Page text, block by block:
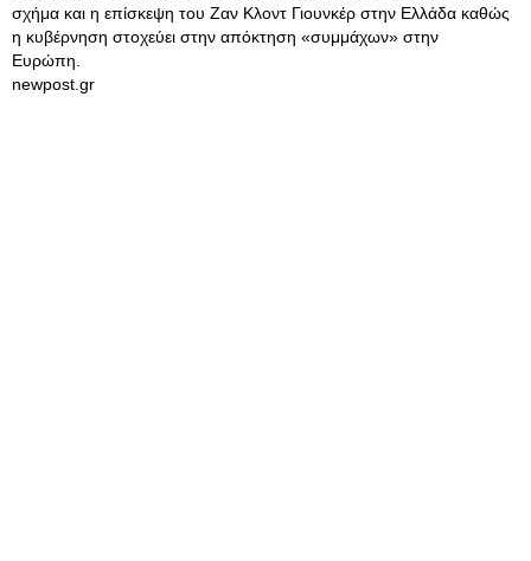
σχήμα και η επίσκεψη του Ζαν Κλοντ Γιουνκέρ στην Ελλάδα καθώς
η κυβέρνηση στοχεύει στην απόκτηση «συμμάχων» στην
Ευρώπη.
newpost.gr